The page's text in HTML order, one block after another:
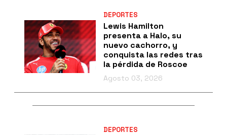
DEPORTES
Lewis Hamilton
presenta a Halo, su
nuevo cachorro, y
conquista las redes tras
la pérdida de Roscoe
Agosto 03, 2026
DEPORTES